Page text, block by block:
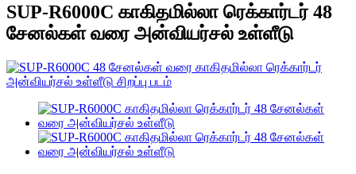
SUP-R6000C காகிதமில்லா ரெக்கார்டர் 48
சேனல்கள் வரை அன்வியர்சல் உள்ளீடு